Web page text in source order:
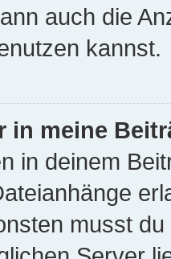
auch die
kannst.
in meine
in deinem
musst